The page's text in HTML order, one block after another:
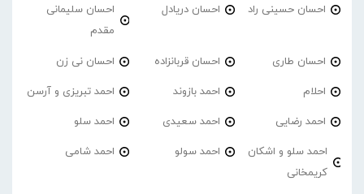
احسان حسینی راد احسان دریادل
احسان سلیمانی
مقدم
احسان طاری احسان قربانزاده احسان نی زن
احلام احمد بازوند احمد تبریزی و آرسن
احمد‌ رضایی احمد سعیدی احمد سلو
احمد سلو و اشکان
کریمخانی
احمد سولو احمد شامی